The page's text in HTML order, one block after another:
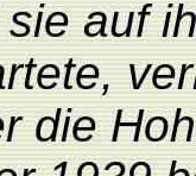
auf
die